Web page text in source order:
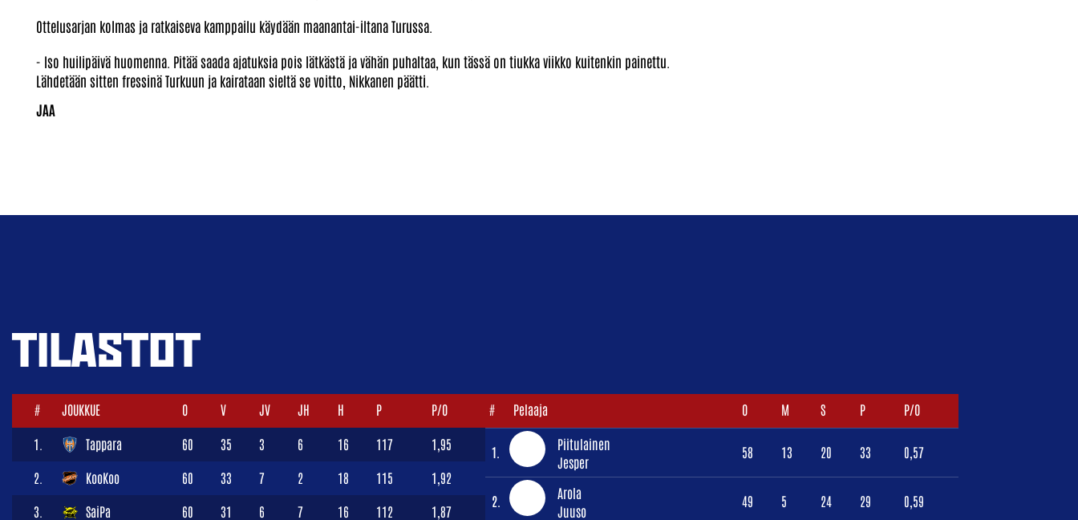
Ottelusarjan kolmas ja ratkaiseva kamppailu käydään maanantai-iltana Turussa.
- Iso huilipäivä huomenna. Pitää saada ajatuksia pois lätkästä ja vähän puhaltaa, kun tässä on tiukka viikko kuitenkin painettu.
Lähdetään sitten fressinä Turkuun ja kairataan sieltä se voitto, Nikkanen päätti.
TILASTOT
# JOUKKUE O V JV JH H P P/O
1. Tappara 60 35 3 6 16 117 1,95
2. KooKoo 60 33 7 2 18 115 1,92
3. SaiPa 60 31 6 7 16 112 1,87
# Pelaaja O M S P P/O
1.
Piitulainen
Jesper
58 13 20 33 0,57
2.
Arola
Juuso
49 5 24 29 0,59